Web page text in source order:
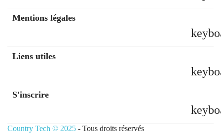
Mentions légales
Liens utiles
S'inscrire
Country Tech © 2025 - Tous droits réservés